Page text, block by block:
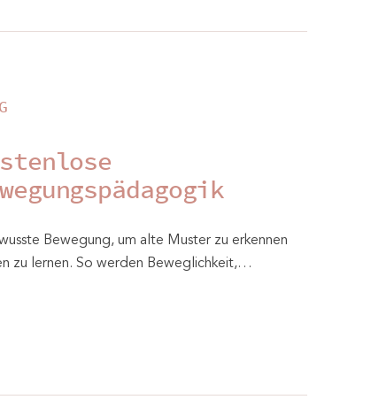
Bewegung, um alte Muster zu erkennen
zu lernen. So werden Beweglichkeit,…